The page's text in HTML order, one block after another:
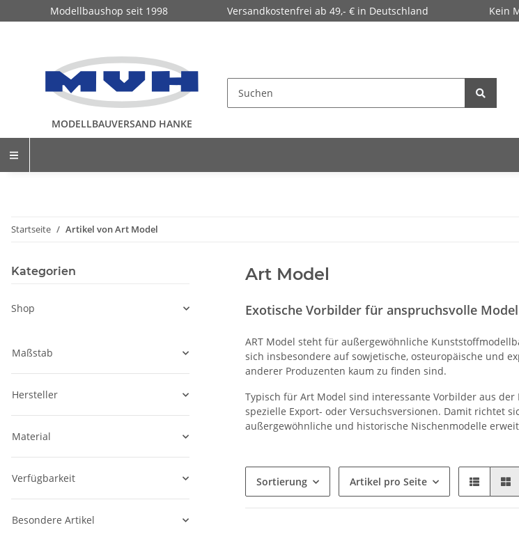
Modellbaushop seit 1998 Versandkostenfrei ab 49,- € in Deutschland Kein
MODELLBAUVERSAND HANKE
Startseite Artikel von Art Model
Art Model
Exotische Vorbilder für anspruchsvolle
ART Model steht für außergewöhnliche
sich insbesondere auf sowjetische, osteuropäische und
anderer Produzenten kaum zu finden sind.
Typisch für Art Model sind interessante Vorbilder aus
spezielle Export- oder Versuchsversionen. Damit richtet
außergewöhnliche und historische Nischenmodelle
Sortierung Artikel pro Seite
Kategorien
Shop
Maßstab
Hersteller
Material
Verfügbarkeit
Besondere Artikel